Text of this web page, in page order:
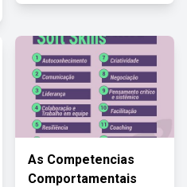
As Competencias
Comportamentais